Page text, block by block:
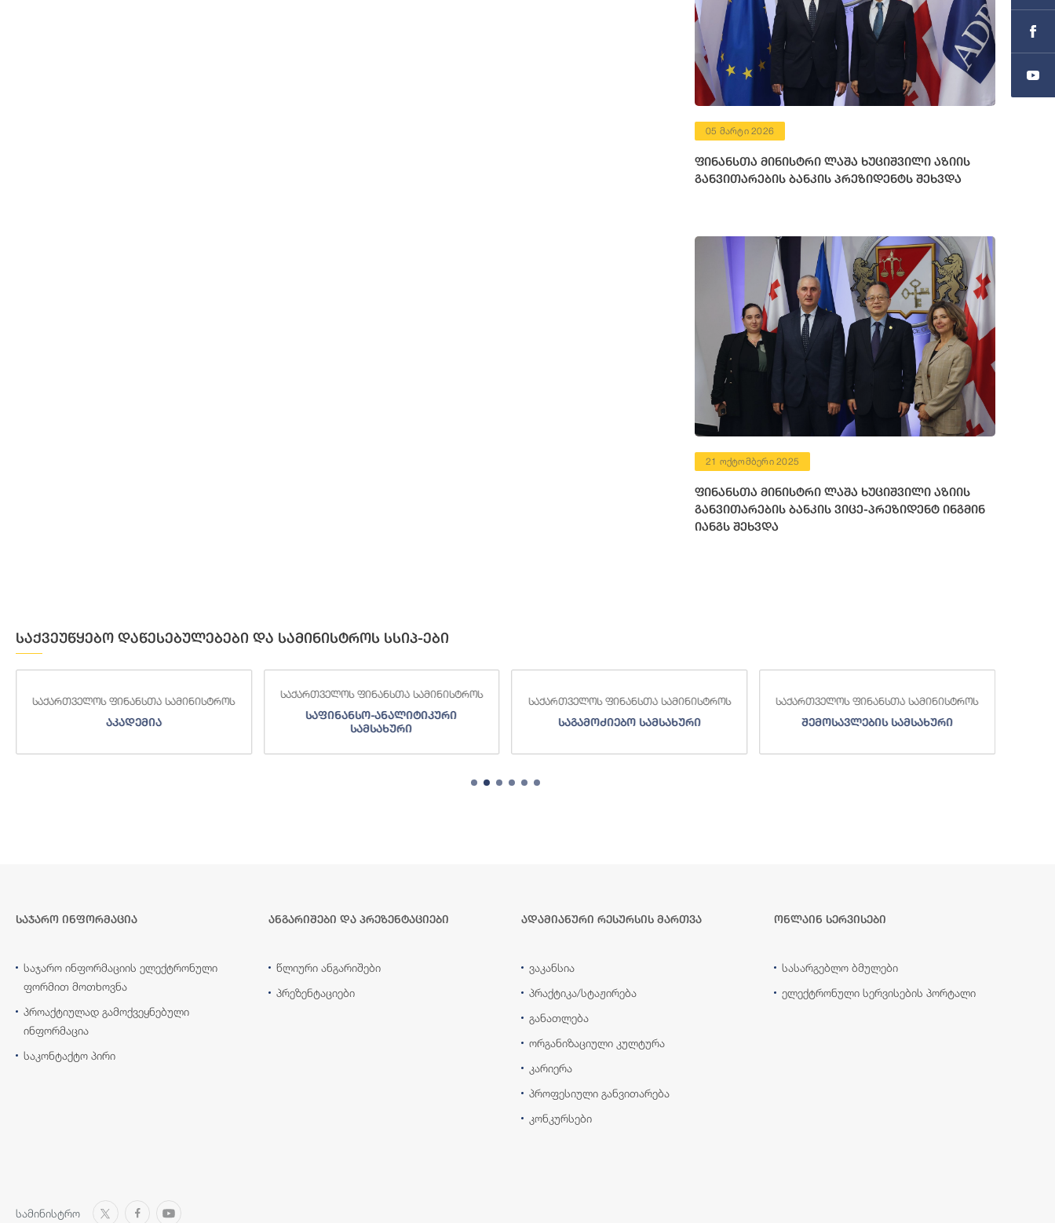
05 მარტი 2026
ფინანსთა მინისტრი ლაშა ხუციშვილი აზიის
განვითარების ბანკის პრეზიდენტს შეხვდა
21 ოქტომბერი 2025
ფინანსთა მინისტრი ლაშა ხუციშვილი აზიის
განვითარების ბანკის ვიცე-პრეზიდენტ ინგმინ
იანგს შეხვდა
საქვეუწყებო დაწესებულებები და სამინისტროს სსიპ-ები
საფინანსო-ანალიტიკური
სამსახური
საქართველოს ფინანსთა სამინისტროს
საგამოძიებო სამსახური
საქართველოს ფინანსთა სამინისტროს
შემოსავლების სამსახური
საქართველოს ფინანსთა სამინისტროს
სახელმწიფო ხაზინა
საჯარო ინფორმაცია
საჯარო ინფორმაციის ელექტრონული
ფორმით მოთხოვნა
პროაქტიულად გამოქვეყნებული
ინფორმაცია
საკონტაქტო პირი
ანგარიშები და პრეზენტაციები
წლიური ანგარიშები
პრეზენტაციები
ადამიანური რესურსის მართვა
ვაკანსია
პრაქტიკა/სტაჟირება
განათლება
ორგანიზაციული კულტურა
კარიერა
პროფესიული განვითარება
კონკურსები
ონლაინ სერვისები
სასარგებლო ბმულები
ელექტრონული სერვისების პორტალი
სამინისტრო